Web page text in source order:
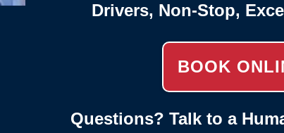
Drivers, Non-Stop,
BOOK
Questions? Talk to a